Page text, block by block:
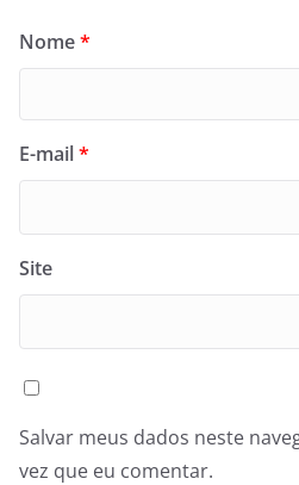
Nome*
E-mail*
Site
Salvar meus dados neste
vez que eu comentar.